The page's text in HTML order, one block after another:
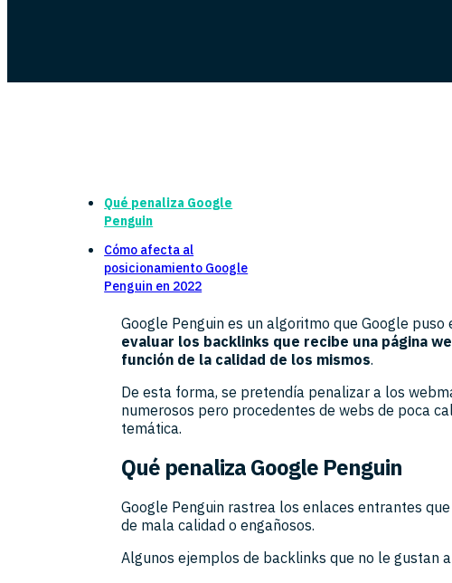
Qué penaliza Google
Penguin
Cómo afecta al
posicionamiento Google
Penguin en 2022
Google Penguin es un algoritmo que Google
evaluar los backlinks que recibe una página
función de la calidad de los mismos.
De esta forma, se pretendía penalizar a los
numerosos pero procedentes de webs de poca
temática.
Qué penaliza Google Penguin
Google Penguin rastrea los enlaces entrantes
de mala calidad o engañosos.
Algunos ejemplos de backlinks que no le gustan